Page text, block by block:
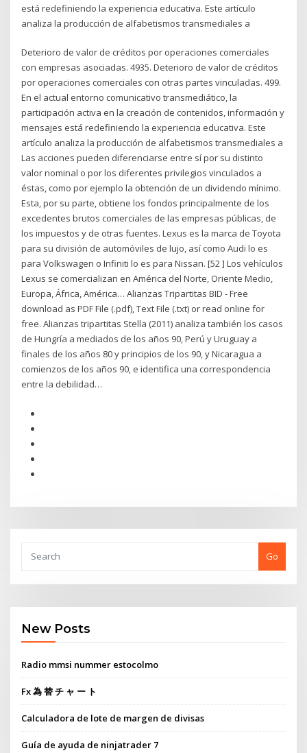
está redefiniendo la experiencia educativa. Este artículo
analiza la producción de alfabetismos transmediales a
Deterioro de valor de créditos por operaciones comerciales
con empresas asociadas. 4935. Deterioro de valor de créditos
por operaciones comerciales con otras partes vinculadas. 499.
En el actual entorno comunicativo transmediático, la
participación activa en la creación de contenidos, información y
mensajes está redefiniendo la experiencia educativa. Este
artículo analiza la producción de alfabetismos transmediales a
Las acciones pueden diferenciarse entre sí por su distinto
valor nominal o por los diferentes privilegios vinculados a
éstas, como por ejemplo la obtención de un dividendo mínimo.
Esta, por su parte, obtiene los fondos principalmente de los
excedentes brutos comerciales de las empresas públicas, de
los impuestos y de otras fuentes. Lexus es la marca de Toyota
para su división de automóviles de lujo, así como Audi lo es
para Volkswagen o Infiniti lo es para Nissan. [52 ] Los vehículos
Lexus se comercializan en América del Norte, Oriente Medio,
Europa, África, América… Alianzas Tripartitas BID - Free
download as PDF File (.pdf), Text File (.txt) or read online for
free. Alianzas tripartitas Stella (2011) analiza también los casos
de Hungría a mediados de los años 90, Perú y Uruguay a
finales de los años 80 y principios de los 90, y Nicaragua a
comienzos de los años 90, e identifica una correspondencia
entre la debilidad…
Go
New Posts
Radio mmsi nummer estocolmo
Fx 為 替 チ ャ ー ト
Calculadora de lote de margen de divisas
Guía de ayuda de ninjatrader 7